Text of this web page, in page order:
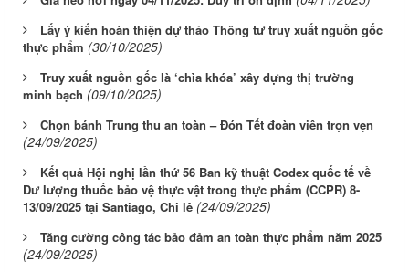
Lấy ý kiến hoàn thiện dự thảo Thông tư truy xuất nguồn gốc
thực phẩm (30/10/2025)
Truy xuất nguồn gốc là ‘chìa khóa’ xây dựng thị trường
minh bạch (09/10/2025)
Chọn bánh Trung thu an toàn – Đón Tết đoàn viên trọn vẹn
(24/09/2025)
Kết quả Hội nghị lần thứ 56 Ban kỹ thuật Codex quốc tế về
Dư lượng thuốc bảo vệ thực vật trong thực phẩm (CCPR) 8-
13/09/2025 tại Santiago, Chi lê (24/09/2025)
Tăng cường công tác bảo đảm an toàn thực phẩm năm 2025
(24/09/2025)